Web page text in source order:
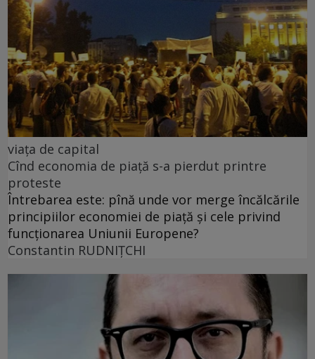
viața de capital
Cînd economia de piață s-a pierdut printre
proteste
Întrebarea este: pînă unde vor merge încălcările
principiilor economiei de piață și cele privind
funcționarea Uniunii Europene?
Constantin RUDNIŢCHI